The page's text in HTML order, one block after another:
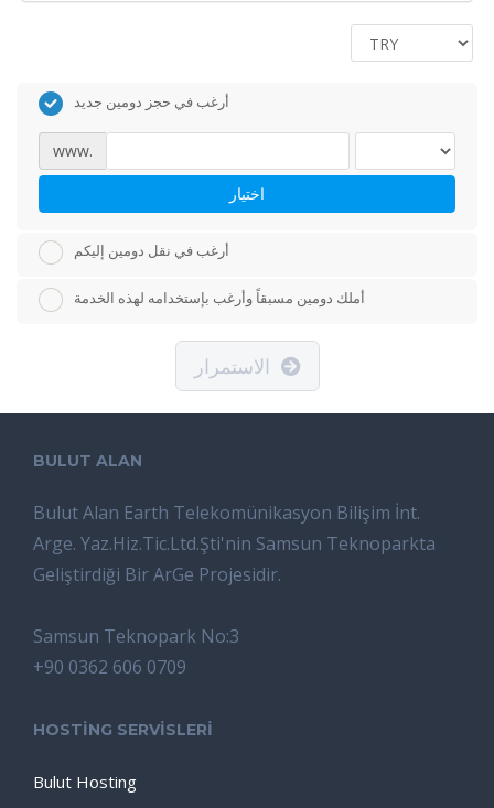
أرغب في حجز دومين جديد
www.
اختيار
أرغب في نقل دومين إليكم
أملك دومين مسبقاً وأرغب بإستخدامه لهذه الخدمة
BULUT ALAN
Bulut Alan Earth Telekomünikasyon Bilişim İnt.
Arge. Yaz.Hiz.Tic.Ltd.Şti'nin Samsun Teknoparkta
Geliştirdiği Bir ArGe Projesidir.
Samsun Teknopark No:3
+90 0362 606 0709
HOSTİNG SERVİSLERİ
Bulut Hosting